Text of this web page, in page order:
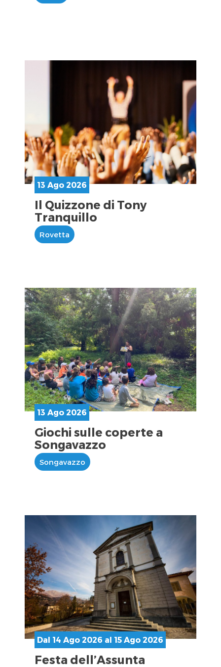
13 Ago 2026
Il Quizzone di Tony
Tranquillo
Rovetta
13 Ago 2026
Giochi sulle coperte a
Songavazzo
Songavazzo
Dal 14 Ago 2026 al 15 Ago 2026
Festa dell’Assunta